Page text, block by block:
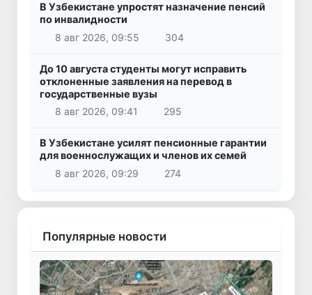
В Узбекистане упростят назначение пенсий
по инвалидности
8 авг 2026, 09:55
304
До 10 августа студенты могут исправить
отклоненные заявления на перевод в
государственные вузы
8 авг 2026, 09:41
295
В Узбекистане усилят пенсионные гарантии
для военнослужащих и членов их семей
8 авг 2026, 09:29
274
Популярные новости